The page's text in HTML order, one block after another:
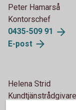
Peter Hamarså
Kontorschef
0435-509 91
E-post
Helena Strid
Kundtjänstrådgivare